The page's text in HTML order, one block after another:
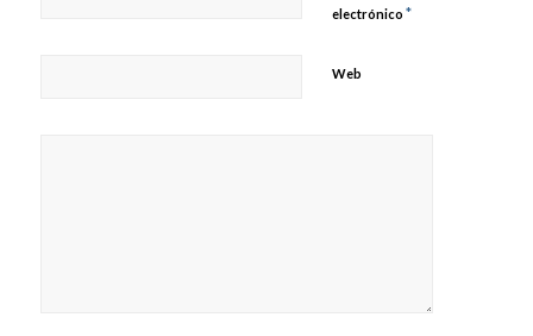
electrónico *
Web